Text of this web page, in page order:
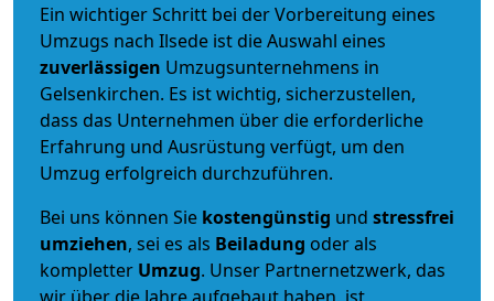
Ein wichtiger Schritt bei der Vorbereitung eines
Umzugs nach Ilsede ist die Auswahl eines
zuverlässigen Umzugsunternehmens in
Gelsenkirchen. Es ist wichtig, sicherzustellen,
dass das Unternehmen über die erforderliche
Erfahrung und Ausrüstung verfügt, um den
Umzug erfolgreich durchzuführen.
Bei uns können Sie kostengünstig und stressfrei
umziehen, sei es als Beiladung oder als
kompletter Umzug. Unser Partnernetzwerk, das